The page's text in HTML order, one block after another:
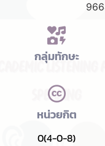
กลุ่มทักษะ
หน่วยกิต
0(4-0-8)